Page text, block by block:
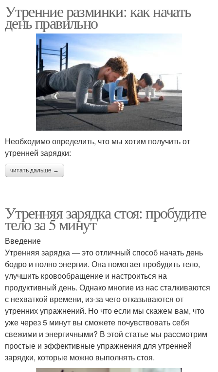
Утренние разминки: как начать
день правильно
Необходимо определить, что мы хотим получить от
утренней зарядки:
читать дальше →
Утренняя зарядка стоя: пробудите
тело за 5 минут
Введение
Утренняя зарядка — это отличный способ начать день
бодро и полно энергии. Она помогает пробудить тело,
улучшить кровообращение и настроиться на
продуктивный день. Однако многие из нас сталкиваются
с нехваткой времени, из-за чего отказываются от
утренних упражнений. Но что если мы скажем вам, что
уже через 5 минут вы сможете почувствовать себя
свежими и энергичными? В этой статье мы рассмотрим
простые и эффективные упражнения для утренней
зарядки, которые можно выполнять стоя.